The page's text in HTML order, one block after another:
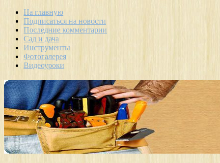
На главную
Подписаться на новости
Последние комментарии
Сад и дача
Инструменты
Фотогалерея
Видеоуроки